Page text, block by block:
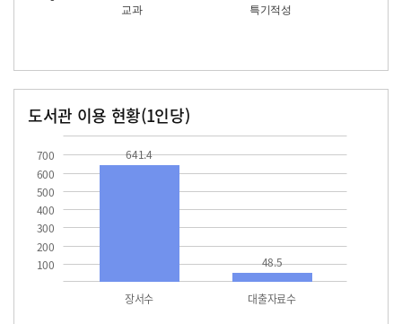
도서관 이용 현황(1인당)
100
200
300
400
500
600
700
장서수 대출자료수
641.4
48.5